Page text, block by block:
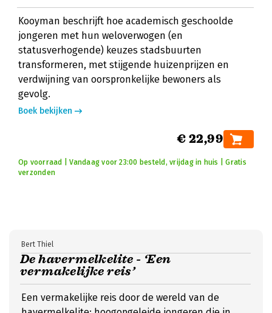
Kooyman beschrijft hoe academisch geschoolde
jongeren met hun weloverwogen (en
statusverhogende) keuzes stadsbuurten
transformeren, met stijgende huizenprijzen en
verdwijning van oorspronkelijke bewoners als
gevolg.
Boek bekijken
€ 22,99
Op voorraad | Vandaag voor 23:00 besteld, vrijdag in huis | Gratis
verzonden
De havermelkelite - ‘Een
vermakelijke reis’
Bert Thiel
Een vermakelijke reis door de wereld van de